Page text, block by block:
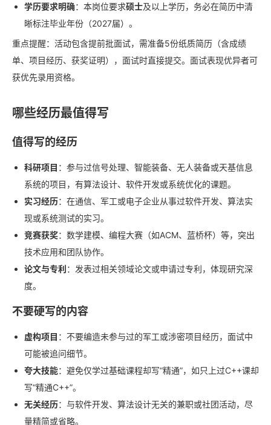
学历要求明确：本岗位要求硕士及以上学历，务必在简历中清
晰标注毕业年份（2027届）。
重点提醒：活动包含提前批面试，需准备5份纸质简历（含成绩
单、项目经历、获奖证明），面试时直接提交。面试表现优异者可
获优先录用资格。
哪些经历最值得写
值得写的经历
科研项目 ：参与过信号处理、智能装备、无人装备或天基信息
系统的项目，有算法设计、软件开发或系统优化的课题。
实习经历：在通信、军工或电子企业从事过软件开发、算法实
现或系统测试的实习。
竞赛获奖：数学建模、编程大赛（如ACM、蓝桥杯）等，突出
技术应用和团队协作。
论文与专利：发表过相关领域论文或申请过专利，体现研究深
度。
不要硬写的内容
虚构项目 ：不要编造未参与过的军工或涉密项目经历，面试中
可能被追问细节。
夸大技能：避免仅学过基础课程却写“精通”，如只上过C++课却
写“精通C++”。
无关经历：与软件开发、算法设计无关的兼职或社团活动，尽
量精简或省略。